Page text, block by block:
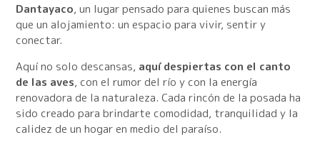
Dantayaco, un lugar pensado para quienes buscan más
que un alojamiento: un espacio para vivir, sentir y
conectar.
Aquí no solo descansas, aquí despiertas con el canto
de las aves, con el rumor del río y con la energía
renovadora de la naturaleza. Cada rincón de la posada ha
sido creado para brindarte comodidad, tranquilidad y la
calidez de un hogar en medio del paraíso.